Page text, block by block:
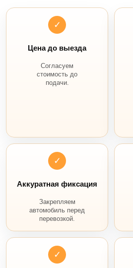
✓
Цена до выезда
Согласуем
стоимость до
подачи.
✓
Аккуратная фиксация
Закрепляем
автомобиль перед
перевозкой.
✓